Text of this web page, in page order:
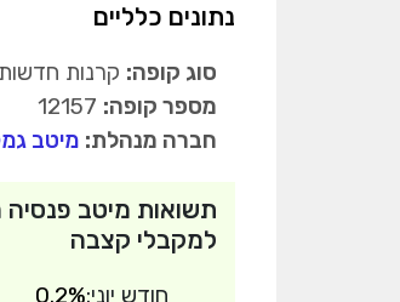
נתונים כלליים
סוג קופה: קרנות חדשות
מספר קופה:
חברה מנהלת: מיטב
תשואות מיטב פנסיה
למקבלי קצבה
חודש יוני:0.2%